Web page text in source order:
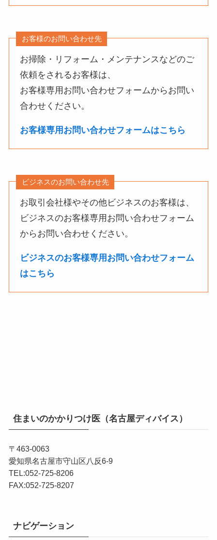
お客様のお問い合わせ先
お掃除・リフォーム・メンテナンスなどのご
依頼をされるお客様は、
お客様専用お問い合わせフォームからお問い
合わせください。
お客様専用お問い合わせフォームはこちら
ビジネスのお問い合わせ先
お取引会社様やその他ビジネスのお客様は、
ビジネスのお客様専用お問い合わせフォーム
からお問い合わせください。
ビジネスのお客様専用お問い合わせフォーム
はこちら
住まいのかかりつけ医（名古屋ディバイス）
〒463-0063
愛知県名古屋市守山区八反6-9
TEL:052-725-8206
FAX:052-725-8207
ナビゲーション